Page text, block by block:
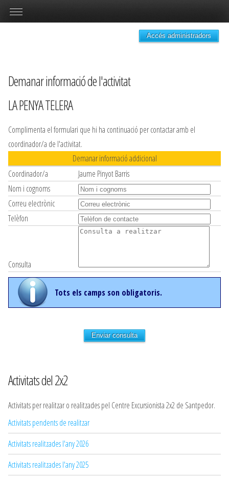
Accés administradors
Demanar informació de l'activitat
LA PENYA TELERA
Complimenta el formulari que hi ha continuació per contactar amb el
coordinador/a de l'activitat.
Demanar informació addicional
Coordinador/a
Jaume Pinyot Barris
Nom i cognoms
Correu electrònic
Telèfon
Consulta
Tots els camps son obligatoris.
Enviar consulta
Activitats del 2x2
Activitats per realitzar o realitzades pel Centre Excursionista 2x2 de Santpedor.
Activitats pendents de realitzar
Activitats realitzades l'any 2026
Activitats realitzades l'any 2025